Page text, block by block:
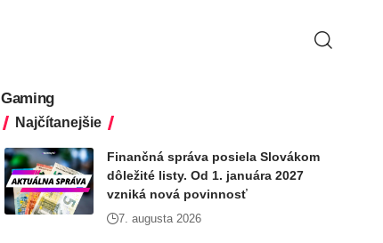
Gaming
Najčítanejšie
Finančná správa posiela Slovákom
dôležité listy. Od 1. januára 2027
vzniká nová povinnosť
7. augusta 2026